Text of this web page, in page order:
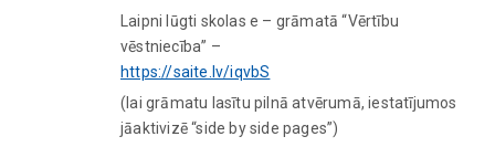
Laipni lūgti skolas e – grāmatā “Vērtību
vēstniecība” –
https://saite.lv/iqvbS
(lai grāmatu lasītu pilnā atvērumā, iestatījumos
jāaktivizē “side by side pages”)